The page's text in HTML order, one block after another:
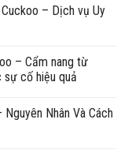
– Dịch vụ Uy
– Cẩm nang từ
sự cố hiệu quả
Nhân Và Cách